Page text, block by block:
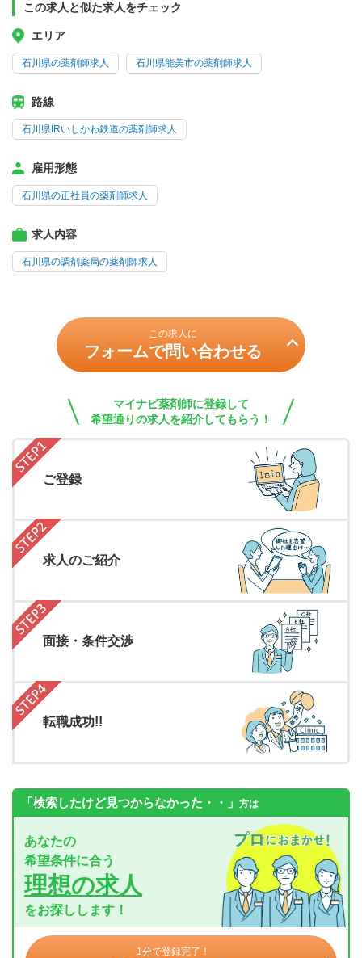
この求人と似た求人をチェック
エリア
石川県の薬剤師求人 石川県能美市の薬剤師求人
路線
石川県IRいしかわ鉄道の薬剤師求人
雇用形態
石川県の正社員の薬剤師求人
求人内容
石川県の調剤薬局の薬剤師求人
この求人に
フォームで問い合わせる
マイナビ薬剤師に登録して
希望通りの求人を紹介してもらう！
ご登録
求人のご紹介
面接・条件交渉
転職成功!!
「検索したけど見つからなかった・・」 方は
あなたの
希望条件に合う
理想の求人
をお探しします！
1分で登録完了！